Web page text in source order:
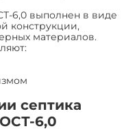
6,0 выполнен в виде
конструкции,
материалов.
септика
6,0